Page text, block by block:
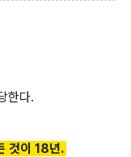
한다.
것이 18년.